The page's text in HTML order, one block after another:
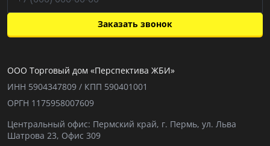
Заказать звонок
ООО Торговый дом «Перспектива ЖБИ»
ИНН 5904347809 / КПП 590401001
ОРГН 1175958007609
Центральный офис: Пермский край, г. Пермь, ул. Льва
Шатрова 23, Офис 309